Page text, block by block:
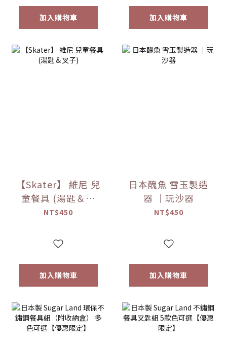
加入購物車 加入購物車
【Skater】 維尼 兒
童餐具 (湯匙＆叉
子)
NT$450
加入購物車
日本醜魚 雪玉製造
器 ｜玩沙器
NT$450
加入購物車